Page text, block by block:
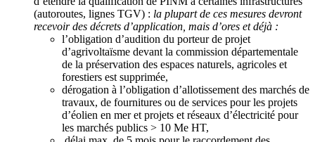
(autoroutes, lignes TGV) : la plupart de ces mesures devront
recevoir des décrets d’application, mais d’ores et déjà :
l’obligation d’audition du porteur de projet
d’agrivoltaïsme devant la commission départementale
de la préservation des espaces naturels, agricoles et
forestiers est supprimée,
dérogation à l’obligation d’allotissement des marchés de
travaux, de fournitures ou de services pour les projets
d’éolien en mer et projets et réseaux d’électricité pour
les marchés publics > 10 Me HT,